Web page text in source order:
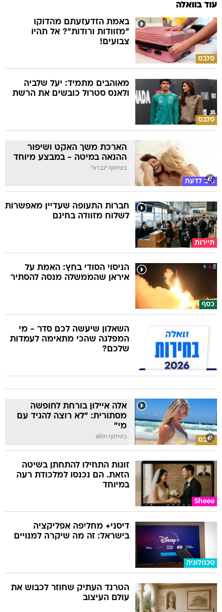
עוד בוואלה
סלבס
באמת הזדעזעתם מהדוקו
"מזוודות ורודות"? אל תהיו
צבועים!
סלבס
מאוהבים מתמיד: יעל שלביה
ולאנס סטרול כובשים את הרשת
טוב לדעת
הארכת משך האקט ושיפור
ההנאה במיטה - במבצע מיוחד
בשיתוף "גברא"
תיירות
חברות התעופה שעדיין מאפשרות
לשלוח מזוודה בחינם
כסף
הניסוי הסודי בחץ: האמת על
איראן שהממשלה מנסה להסתיר
השאלון שיעשה לכם סדר - מי
המפלגה שהכי מתאימה לעמדות
שלכם?
סלבס
אלה איילון בורחת לחופשה
מסתורית: "לא רוצה להגיד עם
מי"
בשיתוף allin
Sheee
זוגות התחילו להתחתן בשיטה
הזאת. הם נכנסו למלכודת רעה
במיוחד
טכנולוגיה
דיסני+ מחליפה אפליקציה
בישראל: זה מה שיקרה למנויים
הטרנד העתיק שחוזר לכבוש את
עולם העיצוב